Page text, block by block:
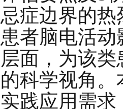
忌症边界的
患者脑电活
层面，为该
的科学视角
实践应用需